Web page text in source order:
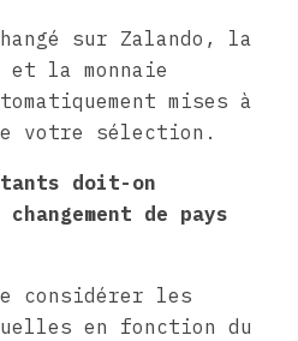
sur Zalando, la
et la monnaie
mises à
votre sélection.
doit-on
de pays
considérer les
en fonction du